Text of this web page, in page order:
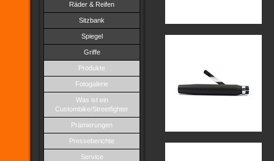
Räder & Reifen
Sitzbank
Spiegel
Griffe
Produkte
Fotogalerie
Was ist ein
Custombike/Streetfighter
Prämierungen
Presseberichte
Service